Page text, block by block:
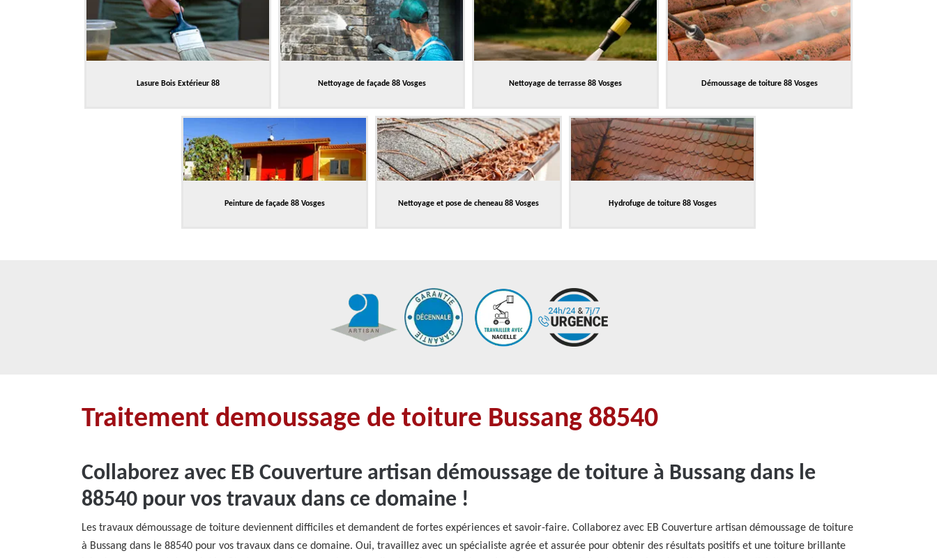
Lasure Bois Extérieur 88 Nettoyage de façade 88 Vosges Nettoyage de terrasse 88 Vosges Démoussage de toiture 88 Vosges
Peinture de façade 88 Vosges Nettoyage et pose de cheneau 88 Vosges Hydrofuge de toiture 88 Vosges
Traitement demoussage de toiture Bussang 88540
Collaborez avec EB Couverture artisan démoussage de toiture à Bussang dans le
88540 pour vos travaux dans ce domaine !
Les travaux démoussage de toiture deviennent difficiles et demandent de fortes expériences et savoir-faire. Collaborez avec EB Couverture artisan démoussage de toiture
à Bussang dans le 88540 pour vos travaux dans ce domaine. Oui, travaillez avec un spécialiste agrée et assurée pour obtenir des résultats positifs et une toiture brillante